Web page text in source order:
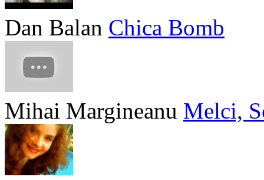
Dan Balan Chica Bomb
Mihai Margineanu Melci,